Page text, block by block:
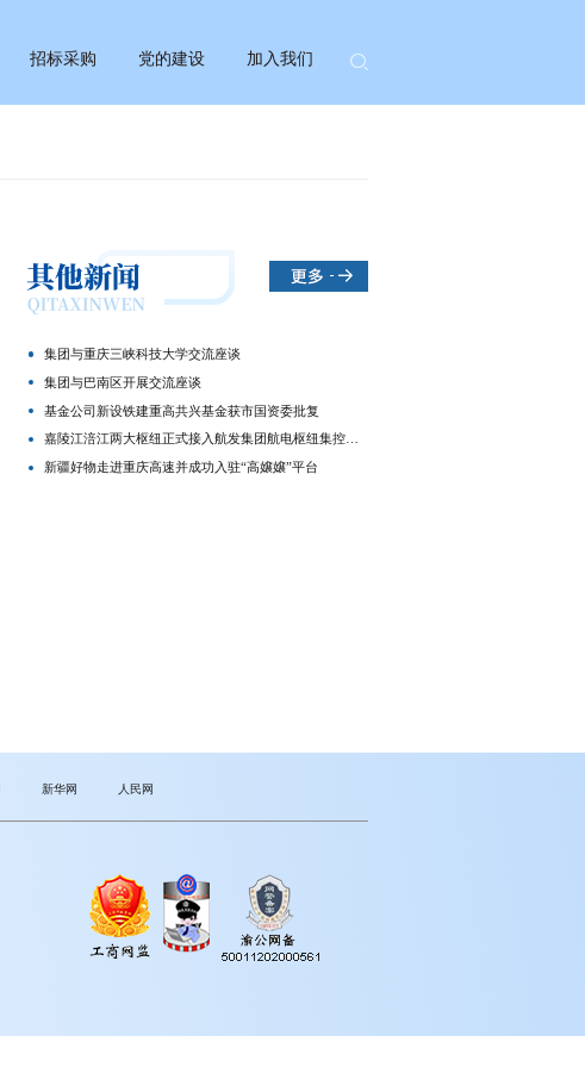
招标采购 党的建设 加入我们
集团与重庆三峡科技大学交流座谈
集团与巴南区开展交流座谈
基金公司新设铁建重高共兴基金获市国资委批复
嘉陵江涪江两大枢纽正式接入航发集团航电枢纽集控中心
新疆好物走进重庆高速并成功入驻“高嬢嬢”平台
新华网 人民网